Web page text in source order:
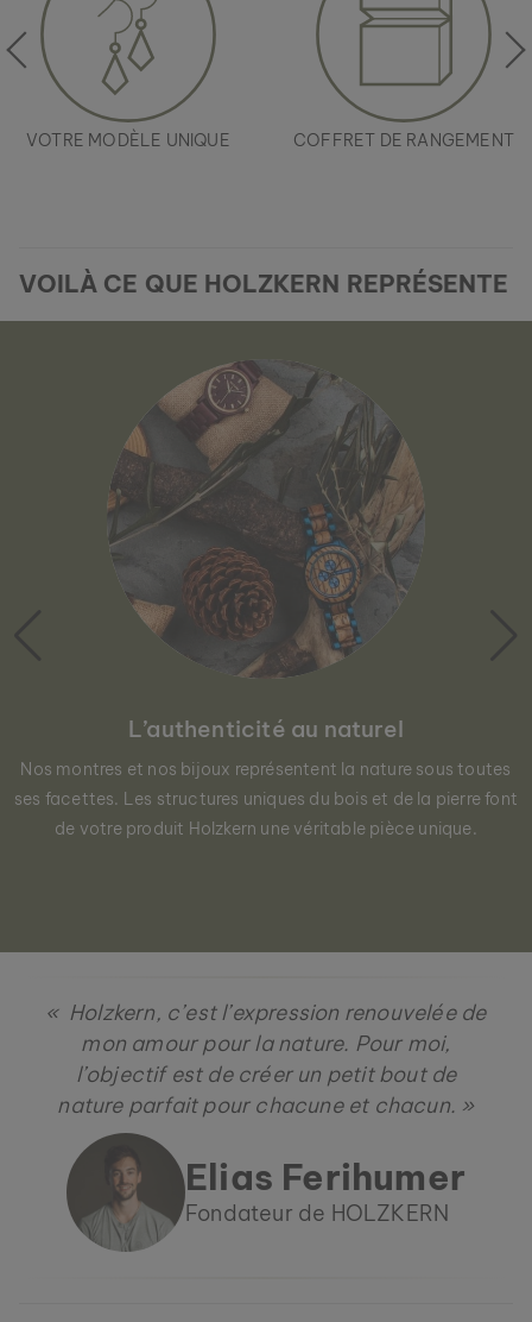
VOTRE MODÈLE UNIQUE COFFRET DE RANGEMENT
BRACELET MIDSOMMAR
AGATE & ARGENT
99 €
AMÉTHYSTE & OR ROSE
99 €
VOILÀ CE QUE HOLZKERN REPRÉSENTE
L’authenticité au naturel
Nos montres et nos bijoux représentent la nature sous toutes
ses facettes. Les structures uniques du bois et de la pierre font
de votre produit Holzkern une véritable pièce unique.
« Holzkern, c’est l’expression renouvelée de
mon amour pour la nature. Pour moi,
l’objectif est de créer un petit bout de
nature parfait pour chacune et chacun. »
Elias Ferihumer
Fondateur de HOLZKERN